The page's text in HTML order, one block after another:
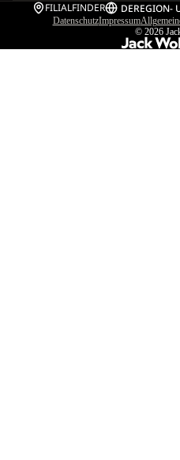
FILIALFINDER DEREGION-
DatenschutzImpressum
© 2026